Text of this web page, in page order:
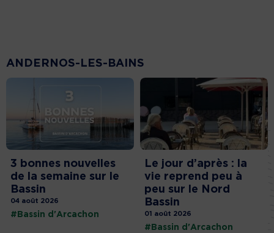
ANDERNOS-LES-BAINS
3 bonnes nouvelles
de la semaine sur le
Bassin
04 août 2026
#Bassin d'Arcachon
Le jour d’après : la
vie reprend peu à
peu sur le Nord
Bassin
01 août 2026
#Bassin d'Arcachon